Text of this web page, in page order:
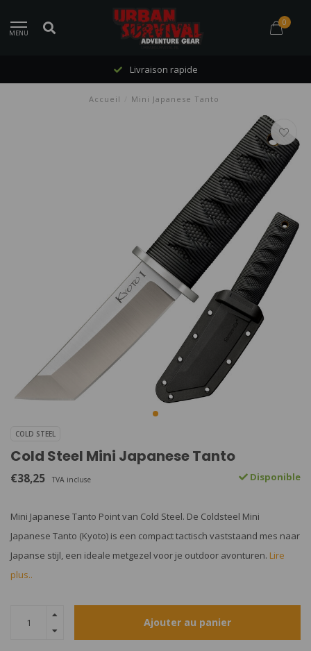
MENU
0
Livraison rapide
Accueil Mini Japanese Tanto
COLD STEEL
Cold Steel Mini Japanese Tanto
€38,25 TVA incluse Disponible
Mini Japanese Tanto Point van Cold Steel. De Coldsteel Mini
Japanese Tanto (Kyoto) is een compact tactisch vaststaand mes naar
Japanse stijl, een ideale metgezel voor je outdoor avonturen. Lire
plus..
Ajouter au panier